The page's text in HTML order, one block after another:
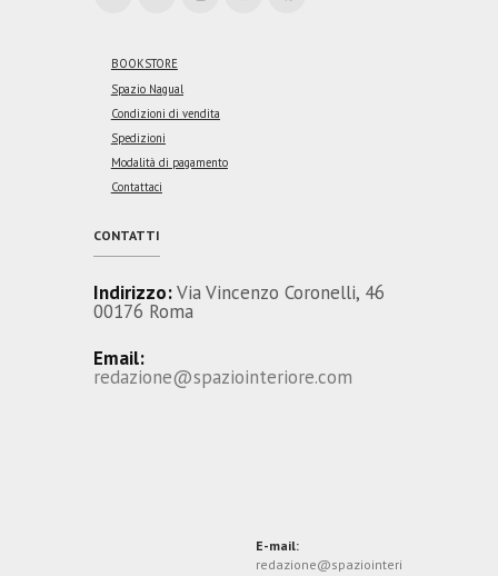
BOOKSTORE
Spazio Nagual
Condizioni di vendita
Spedizioni
Modalità di pagamento
Contattaci
CONTATTI
Indirizzo:Via Vincenzo Coronelli, 46
00176 Roma
Email:
redazione@spaziointeriore.com
E-mail:
redazione@spaziointeri